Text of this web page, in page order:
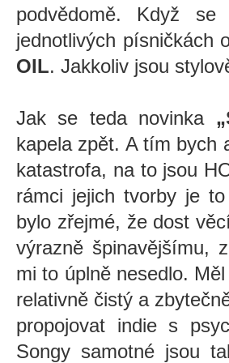
podvědomě. Když
jednotlivých písničkách
OIL. Jakkoliv jsou
Jak se teda novinka
kapela zpět. A tím bych
katastrofa, na to jsou
rámci jejich tvorby je
bylo zřejmé, že dost
výrazně špinavějšímu,
mi to úplně nesedlo.
relativně čistý a
propojovat indie s
Songy samotné jsou